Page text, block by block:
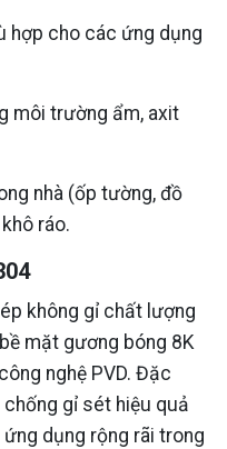
hợp cho các ứng dụng
môi trường ẩm, axit
nhà (ốp tường, đồ
ráo.
không gỉ chất lượng
mặt gương bóng 8K
nghệ PVD. Đặc
gỉ sét hiệu quả
dụng rộng rãi trong